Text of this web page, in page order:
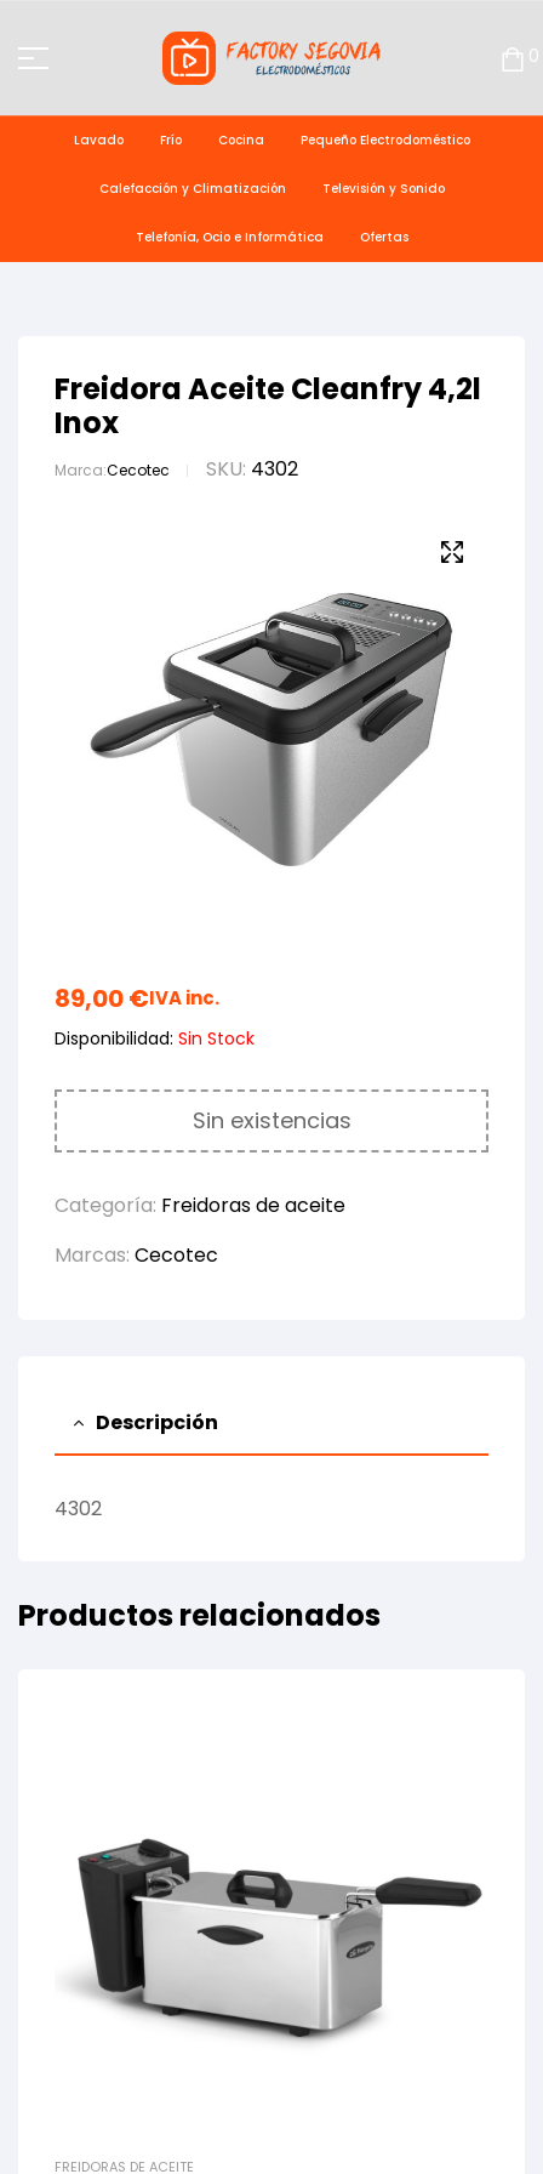
0
Lavado Frío Cocina Pequeño Electrodoméstico
Calefacción y Climatización Televisión y Sonido
Telefonía, Ocio e Informática Ofertas
Freidora Aceite Cleanfry 4,2l
Inox
Marca:Cecotec SKU: 4302
89,00€IVA inc.
Disponibilidad: Sin Stock
Sin existencias
Categoría: Freidoras de aceite
Marcas: Cecotec
Descripción
4302
Productos relacionados
FREIDORAS DE ACEITE